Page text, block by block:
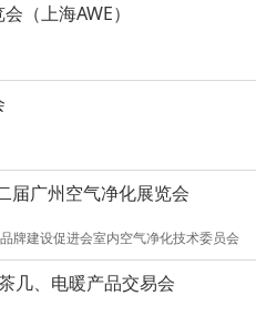
（上海AWE）
届广州空气净化展览会
牌建设促进会室内空气净化技术委员会
几、电暖产品交易会